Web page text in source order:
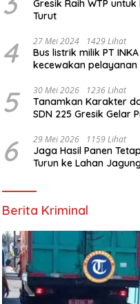
Gresik Raih WTP
Turut
4 27 Mei 2024 1429 Lihat
Bus listrik milik PT
kecewakan
5 30 Mei 2026 1236 Lihat
Tanamkan Karakter
SDN 225 Gresik Gelar
6 29 Mei 2026 1159 Lihat
Jaga Hasil Panen
Turun ke Lahan
Berita Kriminal